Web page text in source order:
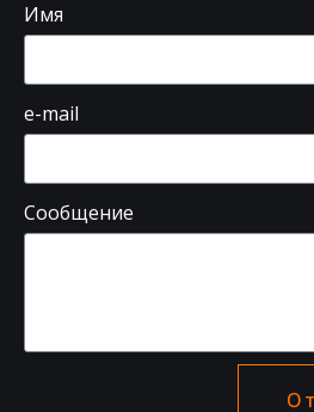
Имя
e-mail
Сообщение